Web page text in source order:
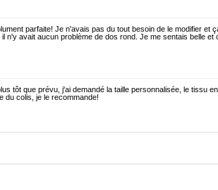
parfaite! Je n'avais pas du tout besoin de le modifier et
n'y avait aucun problème de dos rond. Je me sentais belle et
tôt que prévu, j'ai demandé la taille personnalisée, le tissu
du colis, je le recommande!